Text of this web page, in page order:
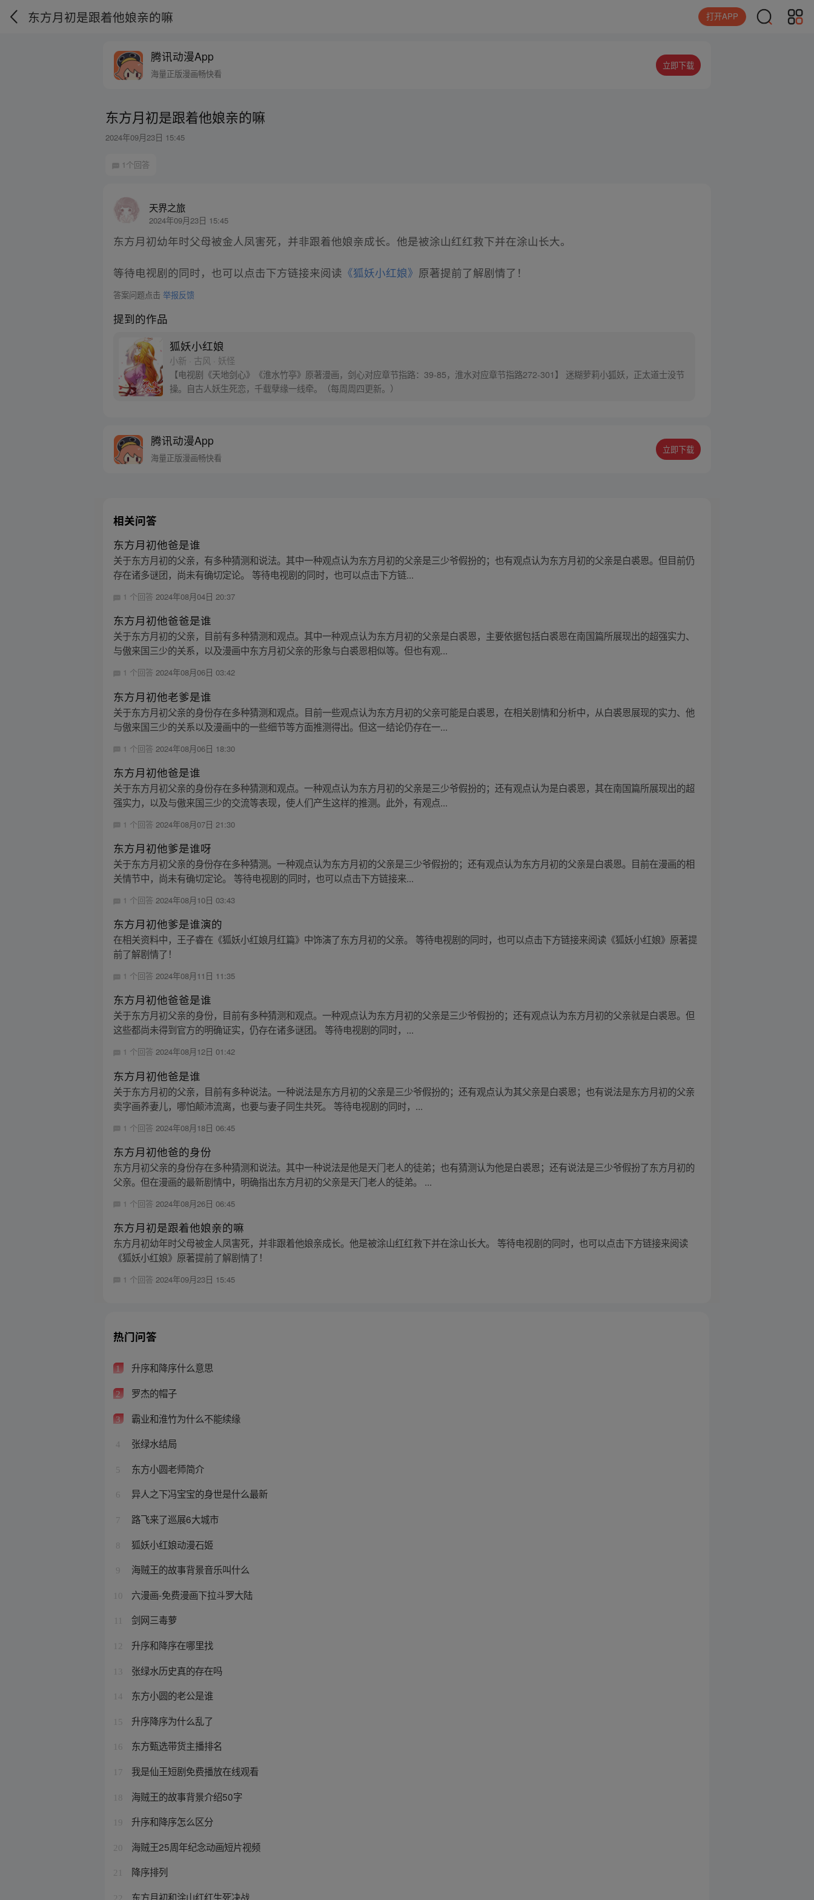
东方月初是跟着他娘亲的嘛 打开APP
腾讯动漫App
海量正版漫画畅快看
立即下载
东方月初是跟着他娘亲的嘛
2024年09月23日 15:45
1个回答
天界之旅
2024年09月23日 15:45
东方月初幼年时父母被金人凤害死，并非跟着他娘亲成长。他是被涂山红红救下并在涂山长大。
等待电视剧的同时，也可以点击下方链接来阅读 《狐妖小红娘》 原著提前了解剧情了！
答案问题点击举报反馈
提到的作品
狐妖小红娘
小新 · 古风 · 妖怪
【电视剧《天地剑心》《淮水竹亭》原著漫画，剑心对应章节指路：39-85，淮水对应章节指路272-301】 迷糊萝莉小狐妖，正太道士没节
操。自古人妖生死恋，千载孽缘一线牵。（每周周四更新。）
腾讯动漫App
海量正版漫画畅快看
立即下载
相关问答
东方月初他爸是谁
关于东方月初的父亲，有多种猜测和说法。其中一种观点认为东方月初的父亲是三少爷假扮的；也有观点认为东方月初的父亲是白裘恩。但目前仍
存在诸多谜团，尚未有确切定论。 等待电视剧的同时，也可以点击下方链...
1 个回答2024年08月04日 20:37
东方月初他爸爸是谁
关于东方月初的父亲，目前有多种猜测和观点。其中一种观点认为东方月初的父亲是白裘恩，主要依据包括白裘恩在南国篇所展现出的超强实力、
与傲来国三少的关系，以及漫画中东方月初父亲的形象与白裘恩相似等。但也有观...
1 个回答2024年08月06日 03:42
东方月初他老爹是谁
关于东方月初父亲的身份存在多种猜测和观点。目前一些观点认为东方月初的父亲可能是白裘恩，在相关剧情和分析中，从白裘恩展现的实力、他
与傲来国三少的关系以及漫画中的一些细节等方面推测得出。但这一结论仍存在一...
1 个回答 2024年08月06日 18:30
东方月初他爸是谁
关于东方月初父亲的身份存在多种猜测和观点。一种观点认为东方月初的父亲是三少爷假扮的；还有观点认为是白裘恩，其在南国篇所展现出的超
强实力，以及与傲来国三少的交流等表现，使人们产生这样的推测。此外，有观点...
1 个回答 2024年08月07日 21:30
东方月初他爹是谁呀
关于东方月初父亲的身份存在多种猜测。一种观点认为东方月初的父亲是三少爷假扮的；还有观点认为东方月初的父亲是白裘恩。目前在漫画的相
关情节中，尚未有确切定论。 等待电视剧的同时，也可以点击下方链接来...
1 个回答2024年08月10日 03:43
东方月初他爹是谁演的
在相关资料中，王子睿在《狐妖小红娘月红篇》中饰演了东方月初的父亲。 等待电视剧的同时，也可以点击下方链接来阅读《狐妖小红娘》原著提
前了解剧情了！
1 个回答2024年08月11日 11:35
东方月初他爸爸是谁
关于东方月初父亲的身份，目前有多种猜测和观点。一种观点认为东方月初的父亲是三少爷假扮的；还有观点认为东方月初的父亲就是白裘恩。但
这些都尚未得到官方的明确证实，仍存在诸多谜团。 等待电视剧的同时，...
1 个回答2024年08月12日 01:42
东方月初他爸是谁
关于东方月初的父亲，目前有多种说法。一种说法是东方月初的父亲是三少爷假扮的；还有观点认为其父亲是白裘恩；也有说法是东方月初的父亲
卖字画养妻儿，哪怕颠沛流离，也要与妻子同生共死。 等待电视剧的同时，...
1 个回答 2024年08月18日 06:45
东方月初他爸的身份
东方月初父亲的身份存在多种猜测和说法。其中一种说法是他是天门老人的徒弟；也有猜测认为他是白裘恩；还有说法是三少爷假扮了东方月初的
父亲。但在漫画的最新剧情中，明确指出东方月初的父亲是天门老人的徒弟。 ...
1 个回答 2024年08月26日 06:45
东方月初是跟着他娘亲的嘛
东方月初幼年时父母被金人凤害死，并非跟着他娘亲成长。他是被涂山红红救下并在涂山长大。 等待电视剧的同时，也可以点击下方链接来阅读
《狐妖小红娘》原著提前了解剧情了！
1 个回答2024年09月23日 15:45
热门问答
1 升序和降序什么意思
2 罗杰的帽子
3 霸业和淮竹为什么不能续缘
4 张绿水结局
5 东方小圆老师简介
6 异人之下冯宝宝的身世是什么最新
7 路飞来了巡展6大城市
8 狐妖小红娘动漫石姬
9 海贼王的故事背景音乐叫什么
10 六漫画-免费漫画下拉斗罗大陆
剑网三毒萝
12 升序和降序在哪里找
13 张绿水历史真的存在吗
14 东方小圆的老公是谁
15 升序降序为什么乱了
16 东方甄选带货主播排名
17 我是仙王短剧免费播放在线观看
18 海贼王的故事背景介绍50字
19 升序和降序怎么区分
20 海贼王25周年纪念动画短片视频
21 降序排列
22 东方月初和涂山红红生死决战